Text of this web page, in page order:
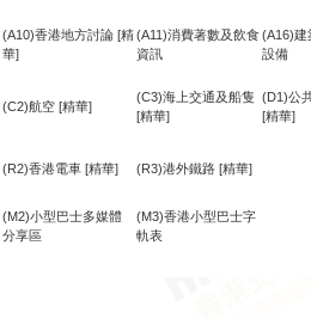
(A10)香港地方討論 [精
華]
(A11)消費著數及飲食
資訊
(A16)建
設備
(C2)航空 [精華]
(C3)海上交通及船隻
[精華]
(D1)公
[精華]
(R2)香港電車 [精華] (R3)港外鐵路 [精華]
(M2)小型巴士多媒體
分享區
(M3)香港小型巴士字
軌表